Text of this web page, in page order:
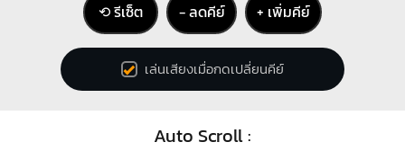
⟲ รีเซ็ต − ลดคีย์ + เพิ่มคีย์
เล่นเสียงเมื่อกดเปลี่ยนคีย์
Auto Scroll :